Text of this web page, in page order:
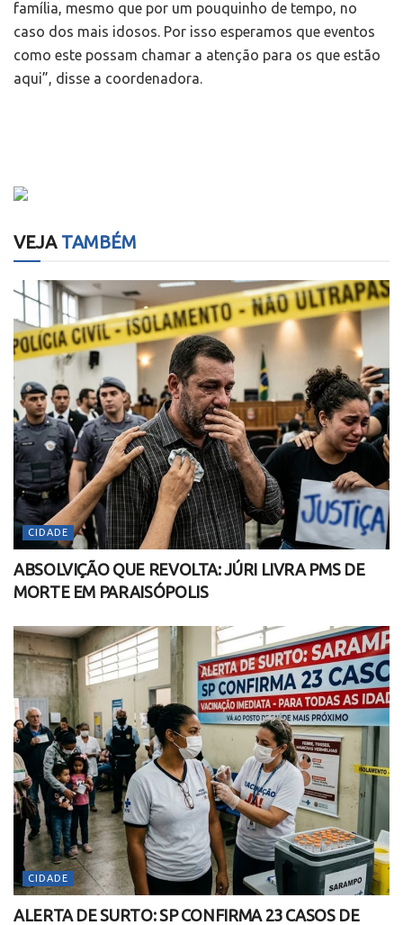
família, mesmo que por um pouquinho de tempo, no
caso dos mais idosos. Por isso esperamos que eventos
como este possam chamar a atenção para os que estão
aqui”, disse a coordenadora.
VEJATAMBÉM
CIDADE
ABSOLVIÇÃO QUE REVOLTA: JÚRI LIVRA PMS DE
MORTE EM PARAISÓPOLIS
CIDADE
ALERTA DE SURTO: SP CONFIRMA 23 CASOS DE